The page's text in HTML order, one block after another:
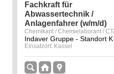
Fachkraft für
Abwassertechnik /
Anlagenfahrer (w/m/d)
Einsatzort: Kassel